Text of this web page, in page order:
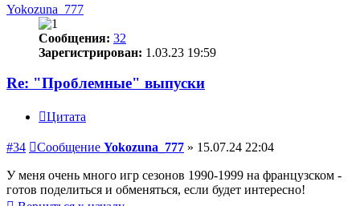
Yokozuna_777
Сообщения: 32
Зарегистрирован: 1.03.23 19:59
Re: "Проблемные" выпуски
Цитата
#34 Сообщение Yokozuna_777 » 15.07.24 22:04
У меня очень много игр сезонов 1990-1999 на французском -
готов поделиться и обменяться, если будет интересно!